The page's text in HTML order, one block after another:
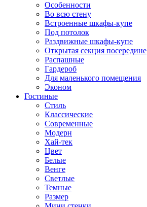
Особенности
Во всю стену
Встроенные шкафы-купе
Под потолок
Раздвижные шкафы-купе
Открытая секция посередине
Распашные
Гардероб
Для маленького помещения
Эконом
Гостиные
Стиль
Классические
Современные
Модерн
Хай-тек
Цвет
Белые
Венге
Светлые
Темные
Размер